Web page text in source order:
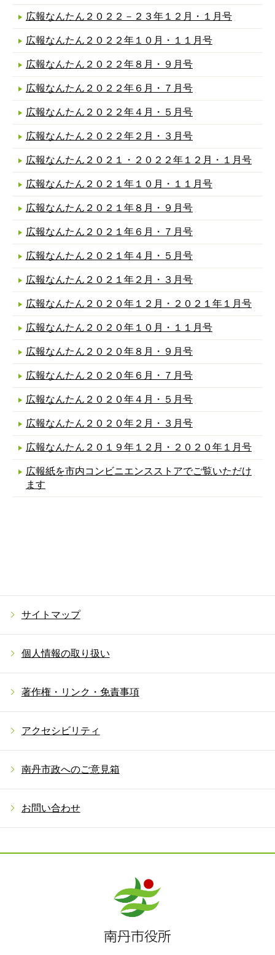
広報なんたん２０２２－２３年１２月・１月号
広報なんたん２０２２年１０月・１１月号
広報なんたん２０２２年８月・９月号
広報なんたん２０２２年６月・７月号
広報なんたん２０２２年４月・５月号
広報なんたん２０２２年２月・３月号
広報なんたん２０２１・２０２２年１２月・１月号
広報なんたん２０２１年１０月・１１月号
広報なんたん２０２１年８月・９月号
広報なんたん２０２１年６月・７月号
広報なんたん２０２１年４月・５月号
広報なんたん２０２１年２月・３月号
広報なんたん２０２０年１２月・２０２１年１月号
広報なんたん２０２０年１０月・１１月号
広報なんたん２０２０年８月・９月号
広報なんたん２０２０年６月・７月号
広報なんたん２０２０年４月・５月号
広報なんたん２０２０年２月・３月号
広報なんたん２０１９年１２月・２０２０年１月号
広報紙を市内コンビニエンスストアでご覧いただけ
ます
サイトマップ
個人情報の取り扱い
著作権・リンク・免責事項
アクセシビリティ
南丹市政へのご意見箱
お問い合わせ